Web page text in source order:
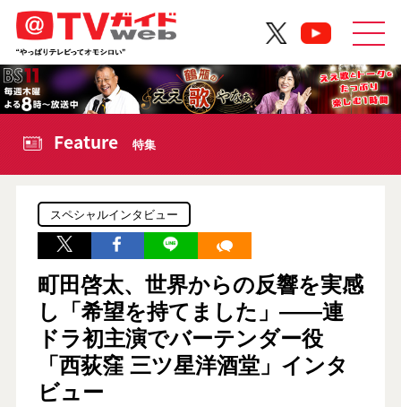
Feature 特集
スペシャルインタビュー
町田啓太、世界からの反響を実感
し「希望を持てました」――連
ドラ初主演でバーテンダー役
「西荻窪 三ツ星洋酒堂」インタ
ビュー